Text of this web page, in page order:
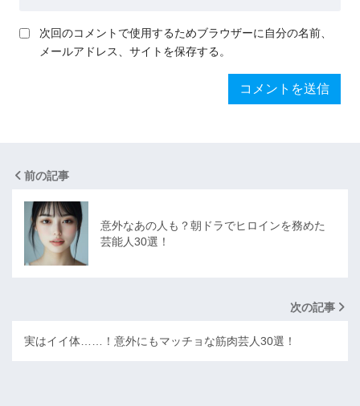
次回のコメントで使用するためブラウザーに自分の名前、
メールアドレス、サイトを保存する。
前の記事
意外なあの人も？朝ドラでヒロインを務めた
芸能人30選！
次の記事
実はイイ体……！意外にもマッチョな筋肉芸人30選！